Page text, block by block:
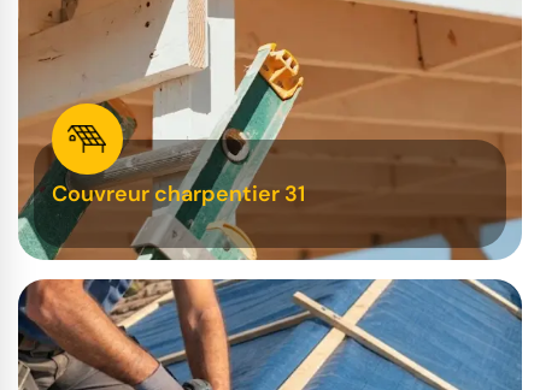
Couvreur charpentier 31